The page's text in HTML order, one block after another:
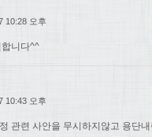
10:28 오후
합니다^^
10:43 오후
관련 사안을 무시하지않고 용단